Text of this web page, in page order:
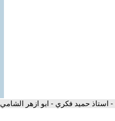
- استاذ حميد فكري - ابو ازهر الشامي